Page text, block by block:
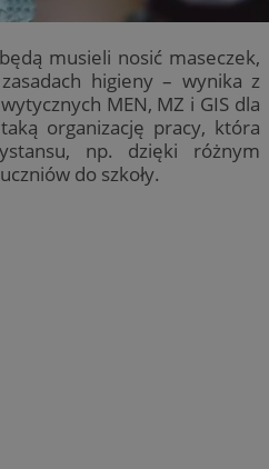
musieli nosić maseczek,
higieny – wynika z
MEN, MZ i GIS dla
organizację pracy, która
np. dzięki różnym
do szkoły.